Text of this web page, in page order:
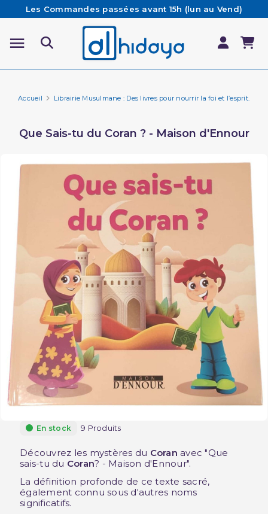
Les Commandes passées avant 15h (lun au Vend)
sont préparées et expédiées le jour même
Besoin d'aide ? Retrouvez notre FAQ
Livraison offerte à partir de 65€ d'achat*
Accueil Librairie Musulmane : Des livres pour nourrir la foi et l’esprit.
Que Sais-tu du Coran ? - Maison d'Ennour
En stock 9 Produits
Découvrez les mystères du Coran avec "Que
sais-tu du Coran? - Maison d'Ennour".
La définition profonde de ce texte sacré,
également connu sous d'autres noms
significatifs.